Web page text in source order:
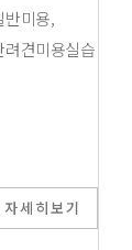
반미용,
견미용실습
자세히보기